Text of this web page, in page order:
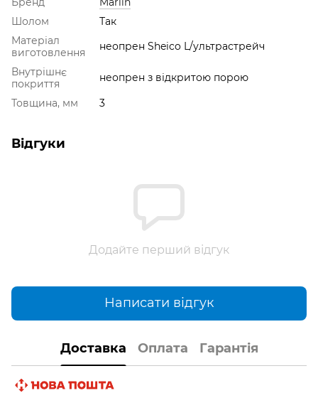
Шолом
Так
Матеріал
виготовлення
неопрен Sheico L/ультрастрейч
Внутрішнє
покриття
неопрен з відкритою порою
Товщина, мм
3
Відгуки
Додайте перший відгук
Написати відгук
Доставка Оплата Гарантія